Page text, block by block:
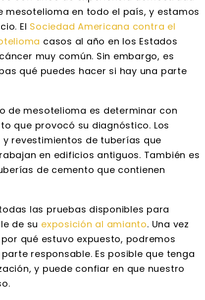
mesotelioma en todo el país, y estamos
El Sociedad Americana contra el
casos al año en los Estados
muy común. Sin embargo, es
qué puedes hacer si hay una parte
de mesotelioma es determinar con
que provocó su diagnóstico. Los
revestimientos de tuberías que
en edificios antiguos. También es
de cemento que contienen
las pruebas disponibles para
de su exposición al amianto. Una vez
qué estuvo expuesto, podremos
responsable. Es posible que tenga
y puede confiar en que nuestro